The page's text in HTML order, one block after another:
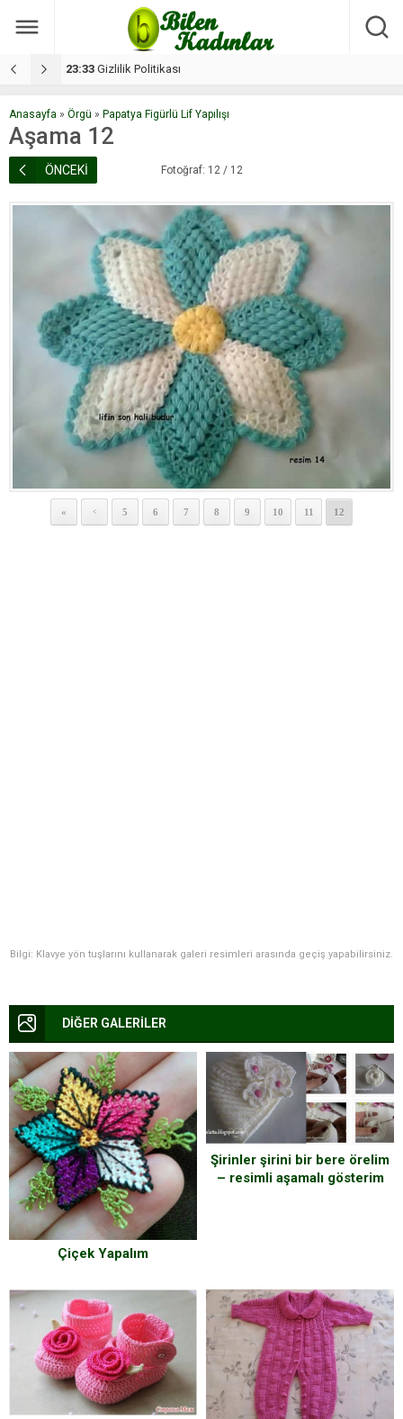
17:08 Dilan, düğününe 5 gün kala hayatını kaybetti
Anasayfa » Örgü » Papatya Figürlü Lif Yapılışı
Aşama 12
ÖNCEKİ Fotoğraf: 12 / 12
« < 5 6 7 8 9 10 11 12
Bilgi: Klavye yön tuşlarını kullanarak galeri resimleri arasında geçiş yapabilirsiniz.
DİĞER GALERİLER
Çiçek Yapalım
Şirinler şirini bir bere örelim
– resimli aşamalı gösterim